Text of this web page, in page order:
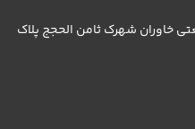
خاوران شهرک ثامن الحجج پلاک